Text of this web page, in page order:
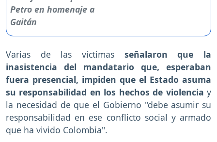
Varias de las víctimas señalaron que la
inasistencia del mandatario que, esperaban
fuera presencial, impiden que el Estado asuma
su responsabilidad en los hechos de violencia y
la necesidad de que el Gobierno "debe asumir su
responsabilidad en ese conflicto social y armado
que ha vivido Colombia".